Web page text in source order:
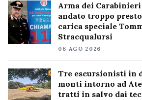
Arma dei
andato troppo
carica speciale
Stracqualursi
06 AGO 2026
Tre escursionisti in
monti intorno ad
tratti in salvo dai